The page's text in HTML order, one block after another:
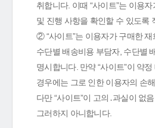
취합니다. 이때 “사이트”는 이용
및 진행 사항을 확인할 수 있도록
② “사이트”는 이용자가 구매한 재
수단별 배송비용 부담자, 수단별
명시합니다. 만약 “사이트”이 약
경우에는 그로 인한 이용자의 손
다만 “사이트”이 고의․과실이 없
그러하지 아니합니다.